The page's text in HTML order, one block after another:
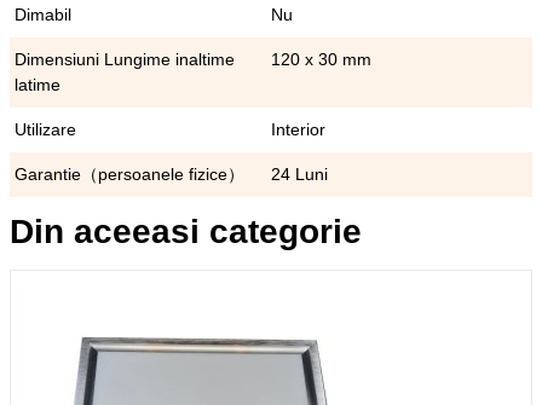
Dimabil Nu
Dimensiuni Lungime inaltime
latime
120 x 30 mm
Utilizare Interior
Garantie（persoanele fizice） 24 Luni
Din aceeasi categorie